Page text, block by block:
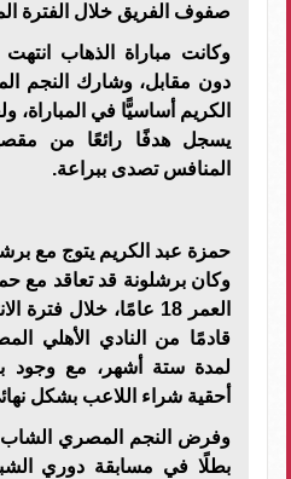
صفوف الفريق خلال الفترة
وكانت مباراة الذهاب
دون مقابل، وشارك النجم
يسجل هدفًا رائعًا من
المنافس تصدى ببراعة.
حمزة عبد الكريم يتوج مع
وكان برشلونة قد تعاقد مع
العمر 18 عامًا، خلال
قادمًا من النادي الأهلي
لمدة ستة أشهر، مع وجود
أحقية شراء اللاعب بشكل
وفرض النجم المصري الشاب
بطلًا في مسابقة دوري